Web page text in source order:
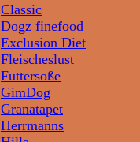
Classic
Dogz finefood
Exclusion Diet
Fleischeslust
Futtersoße
GimDog
Granatapet
Herrmanns